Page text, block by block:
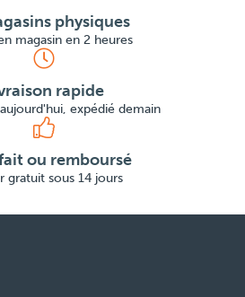
physiques
magasin en 2 heures
rapide
expédié demain
ou remboursé
gratuit sous 14 jours